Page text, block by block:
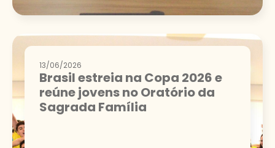
13/06/2026
Brasil estreia na Copa 2026 e
reúne jovens no Oratório da
Sagrada Família